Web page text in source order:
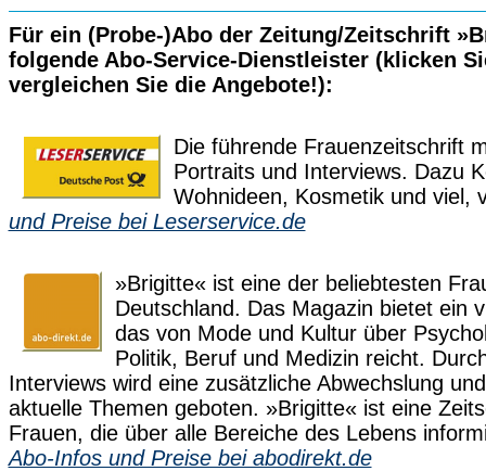
Für ein (Probe-)Abo der Zeitung/Zeitschrift
folgende Abo-Service-Dienstleister (klicken
vergleichen Sie die Angebote!):
Die führende Frauenzeitschrift
Portraits und Interviews. Dazu
Wohnideen, Kosmetik und viel,
und Preise bei Leserservice.de
»Brigitte« ist eine der beliebtesten
Deutschland. Das Magazin bietet ein
das von Mode und Kultur über
Politik, Beruf und Medizin reicht.
Interviews wird eine zusätzliche Abwechslung
aktuelle Themen geboten. »Brigitte« ist eine
Frauen, die über alle Bereiche des Lebens
Abo-Infos und Preise bei abodirekt.de